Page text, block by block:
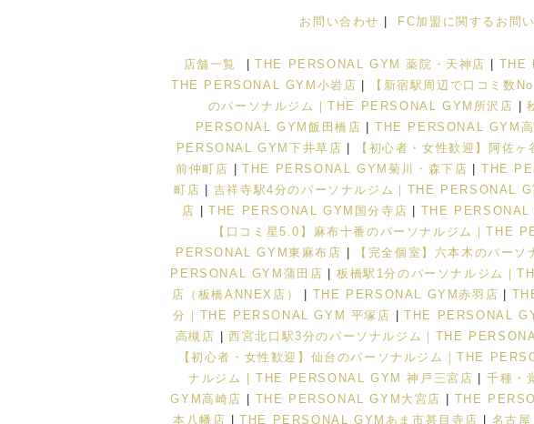
お問い合わせ | FC加盟に関するお問
店舗一覧 | THE PERSONAL GYM 薬院・天神店 | THE
THE PERSONAL GYM小岩店 | 【新宿駅周辺で口コミ数
のパーソナルジム｜THE PERSONAL GYM所沢店 |
PERSONAL GYM飯田橋店 | THE PERSONAL GYM高
PERSONAL GYM下井草店 | 【初心者・女性歓迎】阿佐
前仲町店 | THE PERSONAL GYM菊川・森下店 | THE
町店 | 吉祥寺駅4分のパーソナルジム｜THE PERSONAL
店 | THE PERSONAL GYM国分寺店 | THE PERSONAL
【口コミ星5.0】麻布十番のパーソナルジム｜THE
PERSONAL GYM東麻布店 | 【完全個室】六本木のパー
PERSONAL GYM蒲田店 | 板橋駅1分のパーソナルジム｜
店（板橋ANNEX店）
| THE PERSONAL GYM赤羽店 |
分｜THE PERSONAL GYM 平塚店 | THE PERSONAL
高槻店 | 西宮北口駅3分のパーソナルジム｜THE
【初心者・女性歓迎】仙台のパーソナルジム｜THE
ナルジム | THE PERSONAL GYM 神戸三宮店 | 千種・
GYM高崎店 | THE PERSONAL GYM大宮店 | THE
本八幡店 | THE PERSONAL GYMあま市甚目寺店 | 名古